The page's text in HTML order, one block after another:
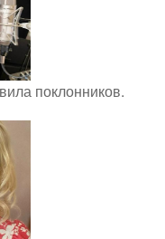
поклонников.